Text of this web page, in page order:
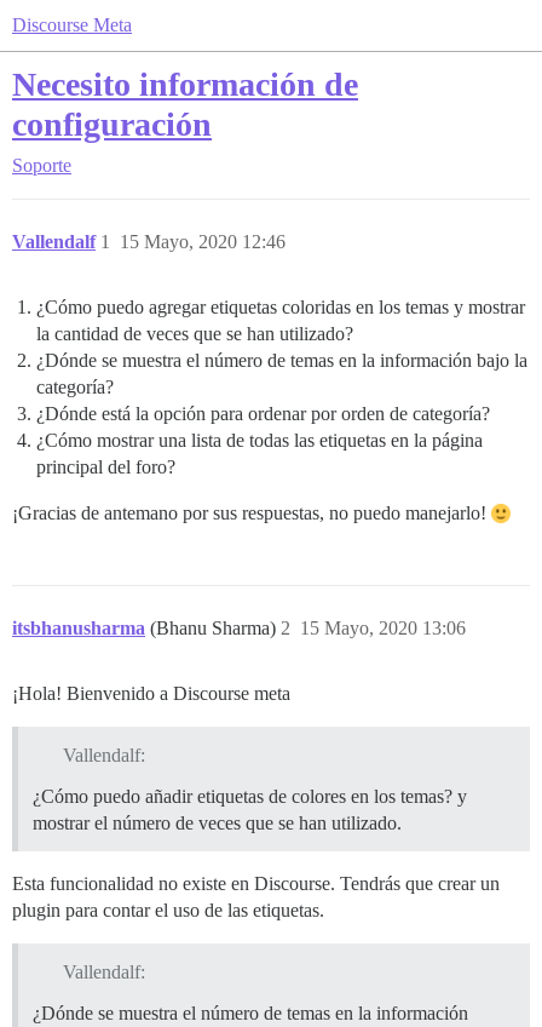
Discourse Meta
Necesito información de
configuración
Soporte
Vallendalf 15 Mayo, 2020 12:46
1
¿Cómo puedo agregar etiquetas coloridas en los temas y mostrar
la cantidad de veces que se han utilizado?
¿Dónde se muestra el número de temas en la información bajo la
categoría?
¿Dónde está la opción para ordenar por orden de categoría?
¿Cómo mostrar una lista de todas las etiquetas en la página
principal del foro?
¡Gracias de antemano por sus respuestas, no puedo manejarlo!
itsbhanusharma (Bhanu Sharma) 15 Mayo, 2020 13:06
2
¡Hola! Bienvenido a Discourse meta
Vallendalf:
¿Cómo puedo añadir etiquetas de colores en los temas? y
mostrar el número de veces que se han utilizado.
Esta funcionalidad no existe en Discourse. Tendrás que crear un
plugin para contar el uso de las etiquetas.
Vallendalf:
¿Dónde se muestra el número de temas en la información